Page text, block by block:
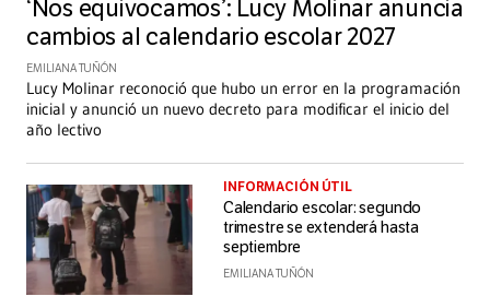
‘Nos equivocamos’: Lucy Molinar anuncia
cambios al calendario escolar 2027
EMILIANA TUÑÓN
Lucy Molinar reconoció que hubo un error en la programación
inicial y anunció un nuevo decreto para modificar el inicio del
año lectivo
INFORMACIÓN ÚTIL
Calendario escolar: segundo
trimestre se extenderá hasta
septiembre
EMILIANA TUÑÓN